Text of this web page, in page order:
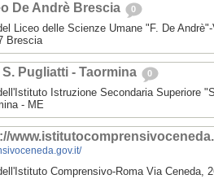
De Andrè Brescia 0
Liceo delle Scienze Umane "F. De
Brescia
S. Pugliatti - Taormina 0
Istruzione Secondaria Superiore
- ME
Comprensivo-Roma Via Ceneda,